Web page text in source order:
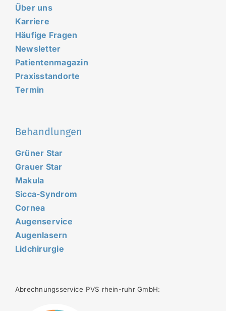
Über uns
Karriere
Häufige Fragen
Newsletter
Patientenmagazin
Praxisstandorte
Termin
Behandlungen
Grüner Star
Grauer Star
Makula
Sicca-Syndrom
Cornea
Augenservice
Augenlasern
Lidchirurgie
Abrechnungsservice PVS rhein-ruhr GmbH: